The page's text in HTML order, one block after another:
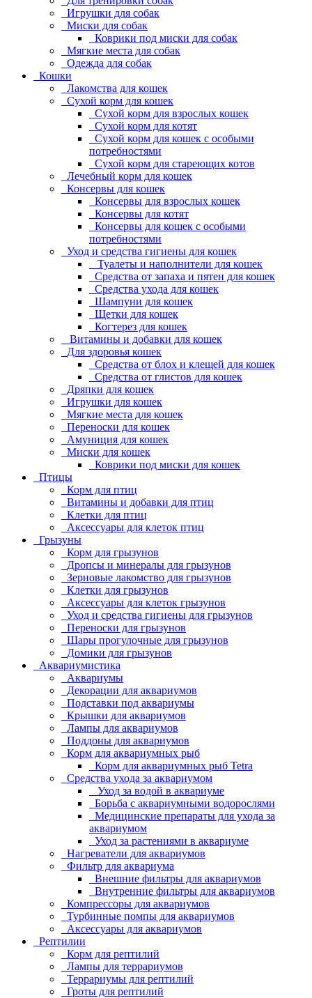
Игрушки для собак
Миски для собак
Коврики под миски для собак
Мягкие места для собак
Одежда для собак
Кошки
Лакомства для кошек
Сухой корм для кошек
Сухой корм для взрослых кошек
Сухой корм для котят
Сухой корм для кошек с особыми
потребностями
Сухой корм для стареющих котов
Лечебный корм для кошек
Консервы для кошек
Консервы для взрослых кошек
Консервы для котят
Консервы для кошек с особыми
потребностями
Уход и средства гигиены для кошек
Туалеты и наполнители для кошек
Средства от запаха и пятен для кошек
Средства ухода для кошек
Шампуни для кошек
Щетки для кошек
Когтерез для кошек
Витамины и добавки для кошек
Для здоровья кошек
Средства от блох и клещей для кошек
Средства от глистов для кошек
Дряпки для кошек
Игрушки для кошек
Мягкие места для кошек
Переноски для кошек
Амуниция для кошек
Миски для кошек
Коврики под миски для кошек
Птицы
Корм для птиц
Витамины и добавки для птиц
Клетки для птиц
Аксессуары для клеток птиц
Грызуны
Корм для грызунов
Дропсы и минералы для грызунов
Зерновые лакомство для грызунов
Клетки для грызунов
Аксессуары для клеток грызунов
Уход и средства гигиены для грызунов
Переноски для грызунов
Шары прогулочные для грызунов
Домики для грызунов
Аквариумистика
Аквариумы
Декорации для аквариумов
Подставки под аквариумы
Крышки для аквариумов
Лампы для аквариумов
Поддоны для аквариумов
Корм для аквариумных рыб
Корм для аквариумных рыб Tetra
Средства ухода за аквариумом
Уход за водой в аквариуме
Борьба с аквариумными водорослями
Медицинские препараты для ухода за
аквариумом
Уход за растениями в аквариуме
Нагреватели для аквариумов
Фильтр для аквариума
Внешние фильтры для аквариумов
Внутренние фильтры для аквариумов
Компрессоры для аквариумов
Турбинные помпы для аквариумов
Аксессуары для аквариумов
Рептилии
Корм для рептилий
Лампы для террариумов
Террариумы для рептилий
Гроты для рептилий